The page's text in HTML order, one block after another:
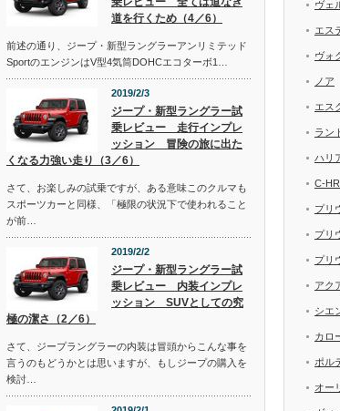
道を行くため（4／6）
前述の通り、ジープ・新型ラングラーアンリミテッド
SportのエンジンはV型4気筒DOHCエコターボ1…
2019/2/3
ジープ・新型ラングラー試
乗レビュー 走行インプレ
ッション 冒険の旅に出た
くなる力強い走り（3／6）
さて、お楽しみの試乗ですが、ある意味このクルマも
スポーツカーと同様、「極限の状況下で使われること
が前…
2019/2/2
ジープ・新型ラングラー試
乗レビュー 内装インプレ
ッション SUVとしての究
極の潔さ（2／6）
さて、ジープラングラーの内装は冒頭からこんな事を
言うのもどうかとは思いますが、もしジープの購入を
検討…
ヴェ
エス
ヴォ
ノア
エス
ラン
ハリ
C-HR
プリ
プリ
プリ
アク
シエ
カロ
ポル
オー